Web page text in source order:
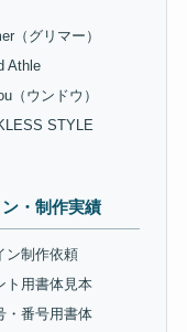
（グリマー）
Athle
（ウンドウ）
STYLE
・制作実績
ン制作依頼
ト用書体見本
・番号用書体